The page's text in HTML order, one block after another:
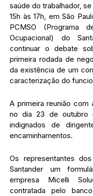
saúde do trabalhador,
15h às 17h, em São
PCMSO (Programa
Ocupacional) do
continuar o debate
primeira rodada de
da existência de um
caracterização do
A primeira reunião
no dia 23 de outubro
indignados de
encaminhamentos.
Os representantes
Santander um
empresa Micelli
contratada pelo